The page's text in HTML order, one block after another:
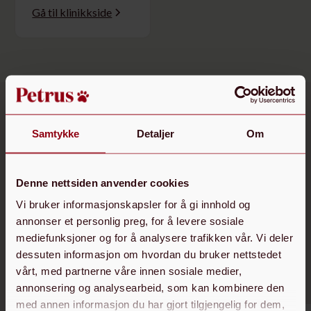
Samtykke Detaljer Om
Denne nettsiden anvender cookies
Vi bruker informasjonskapsler for å gi innhold og
annonser et personlig preg, for å levere sosiale
mediefunksjoner og for å analysere trafikken vår. Vi deler
dessuten informasjon om hvordan du bruker nettstedet
vårt, med partnerne våre innen sosiale medier,
annonsering og analysearbeid, som kan kombinere den
med annen informasjon du har gjort tilgjengelig for dem,
Gå til klinikkside
Dette sier kundene
våre
Vi har utført over 35 000 behandlinger på hunder, katter,
gnagere og eksotiske dyr i Oslo.